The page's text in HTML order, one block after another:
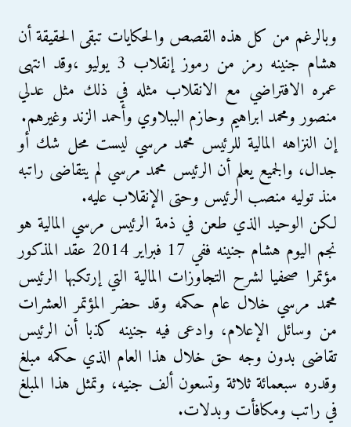
وبالرغم من كل هذه القصص والحكايات تبقى الحقيقة أن
هشام جنينه رمز من رموز إنقلاب 3 يوليو ،وقد انتهى
عمره الافتراضي مع الانقلاب مثله في ذلك مثل عدلي
منصور ومحمد ابراهيم وحازم الببلاوي وأحمد الزند وغيرهم.
إن النزاهه المالية للرئيس محمد مرسي ليست محل شك أو
جدال، والجميع يعلم أن الرئيس محمد مرسي لم يتقاضى راتبه
منذ توليه منصب الرئيس وحتى الإنقلاب عليه.
لكن الوحيد الذي طعن في ذمة الرئيس مرسي المالية هو
نجم اليوم هشام جنينه ففي 17 فبراير 2014 عقد المذكور
مؤتمرا صحفيا لشرح التجاوزات المالية التي إرتكبها الرئيس
محمد مرسي خلال عام حكمه وقد حضر المؤتمر العشرات
من وسائل الإعلام، وادعى فيه جنينه كذبا أن الرئيس
تقاضى بدون وجه حق خلال هذا العام الذي حكمه مبلغ
وقدره سبعمائة ثلاثة وتسعون ألف جنيه، وتمثل هذا المبلغ
في راتب ومكافأت وبدلات.